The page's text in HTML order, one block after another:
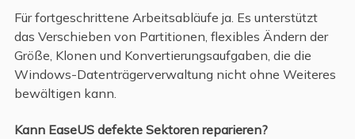
Für fortgeschrittene Arbeitsabläufe ja. Es unterstützt
das Verschieben von Partitionen, flexibles Ändern der
Größe, Klonen und Konvertierungsaufgaben, die die
Windows-Datenträgerverwaltung nicht ohne Weiteres
bewältigen kann.
Kann EaseUS defekte Sektoren reparieren?